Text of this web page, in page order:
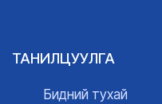
ТАНИЛЦУУЛГА
Бидний тухай